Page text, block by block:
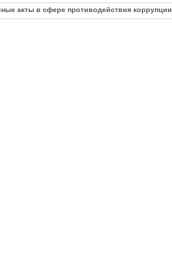
акты в сфере противодействия коррупции